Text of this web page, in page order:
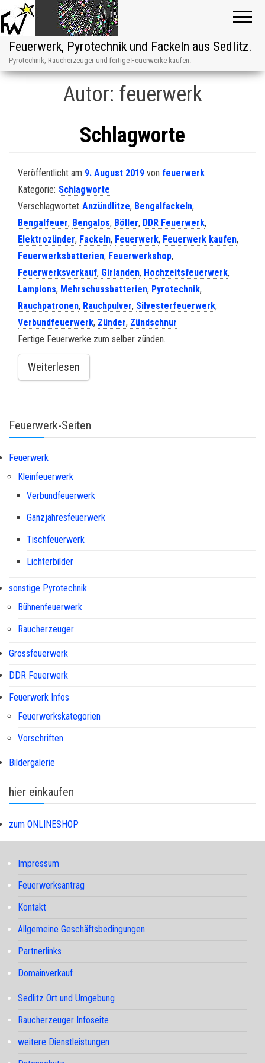
Feuerwerk, Pyrotechnik und Fackeln aus Sedlitz.
Pyrotechnik, Raucherzeuger und fertige Feuerwerke kaufen.
Autor: feuerwerk
Schlagworte
Veröffentlicht am 9. August 2019 von feuerwerk
Kategorie: Schlagworte
Verschlagwortet Anzündlitze, Bengalfackeln,
Bengalfeuer, Bengalos, Böller, DDR Feuerwerk,
Elektrozünder, Fackeln, Feuerwerk, Feuerwerk kaufen,
Feuerwerksbatterien, Feuerwerkshop,
Feuerwerksverkauf, Girlanden, Hochzeitsfeuerwerk,
Lampions, Mehrschussbatterien, Pyrotechnik,
Rauchpatronen, Rauchpulver, Silvesterfeuerwerk,
Verbundfeuerwerk, Zünder, Zündschnur
Fertige Feuerwerke zum selber zünden.
Weiterlesen
Feuerwerk-Seiten
Feuerwerk
Kleinfeuerwerk
Verbundfeuerwerk
Ganzjahresfeuerwerk
Tischfeuerwerk
Lichterbilder
sonstige Pyrotechnik
Bühnenfeuerwerk
Raucherzeuger
Grossfeuerwerk
DDR Feuerwerk
Feuerwerk Infos
Feuerwerkskategorien
Vorschriften
Bildergalerie
hier einkaufen
zum ONLINESHOP
Impressum
Feuerwerksantrag
Kontakt
Allgemeine Geschäftsbedingungen
Partnerlinks
Domainverkauf
Sedlitz Ort und Umgebung
Raucherzeuger Infoseite
weitere Dienstleistungen